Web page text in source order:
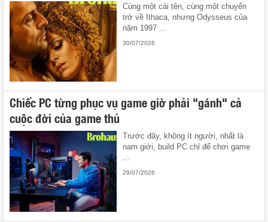
Cùng một cái tên, cùng một chuyến
trở về Ithaca, nhưng Odysseus của
năm 1997 ...
30/07/2026
Chiếc PC từng phục vụ game giờ phải "gánh" cả
cuộc đời của game thủ
Trước đây, không ít người, nhất là
nam giới, build PC chỉ để chơi game
...
29/07/2026